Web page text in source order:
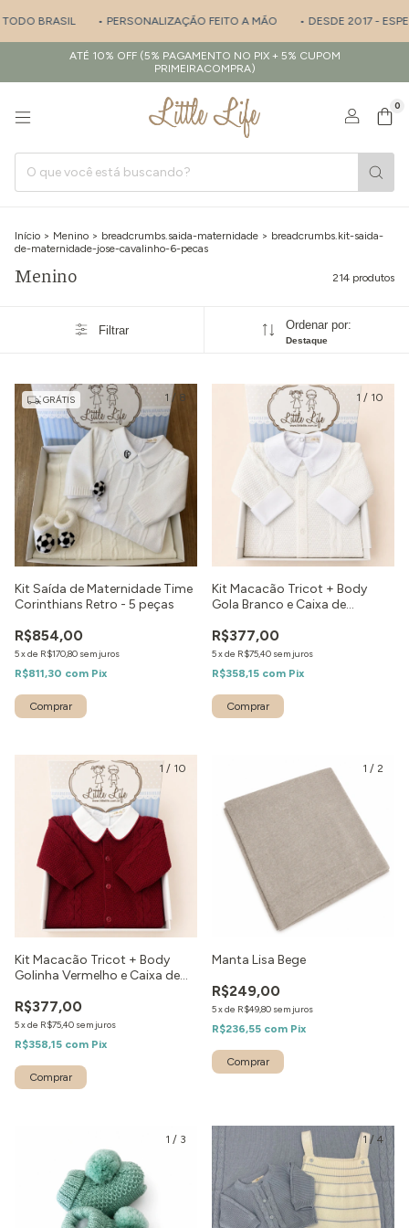
FEITO A MÃO • DESDE 2017 - ESPECIALISTA EM SAÍDA
ATÉ 10% OFF (5% PAGAMENTO NO PIX + 5% CUPOM
PRIMEIRACOMPRA)
0
Início > Menino > breadcrumbs.saida-maternidade > breadcrumbs.kit-saida-
de-maternidade-jose-cavalinho-6-pecas
Menino 214 produtos
Filtrar Ordenar por:
Destaque
1 / 8
GRÁTIS
Kit Saída de Maternidade Time
Corinthians Retro - 5 peças
R$854,00
5xde R$170,80 sem juros
R$811,30 com Pix
Comprar
1 / 10
Kit Macacão Tricot + Body
Gola Branco e Caixa de
R$377,00
5xde R$75,40 sem juros
R$358,15 com Pix
Comprar
1 / 10
Kit Macacão Tricot + Body
Golinha Vermelho e Caixa de
R$377,00
5xde R$75,40 sem juros
R$358,15 com Pix
Comprar
1 / 2
Manta Lisa Bege
R$249,00
5xde R$49,80 sem juros
R$236,55 com Pix
1 / 3 1 / 4